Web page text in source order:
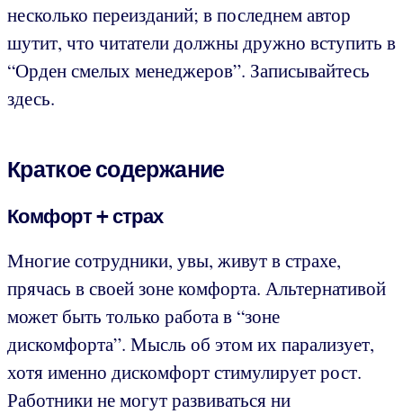
несколько переизданий; в последнем автор
шутит, что читатели должны дружно вступить в
“Орден смелых менеджеров”. Записывайтесь
здесь.
Краткое содержание
Комфорт + страх
Многие сотрудники, увы, живут в страхе,
прячась в своей зоне комфорта. Альтернативой
может быть только работа в “зоне
дискомфорта”. Мысль об этом их парализует,
хотя именно дискомфорт стимулирует рост.
Работники не могут развиваться ни